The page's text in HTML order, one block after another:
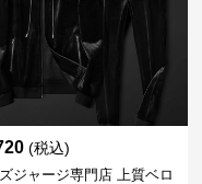
(税込)
ジャージ専門店 上質ベロ